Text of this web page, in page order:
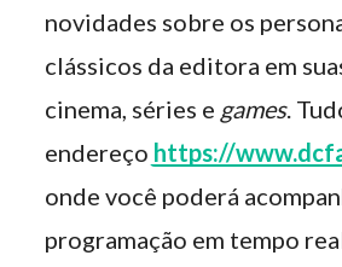
novidades sobre os
clássicos da editora em
cinema, séries e games.
endereço https://
onde você poderá
programação em tempo